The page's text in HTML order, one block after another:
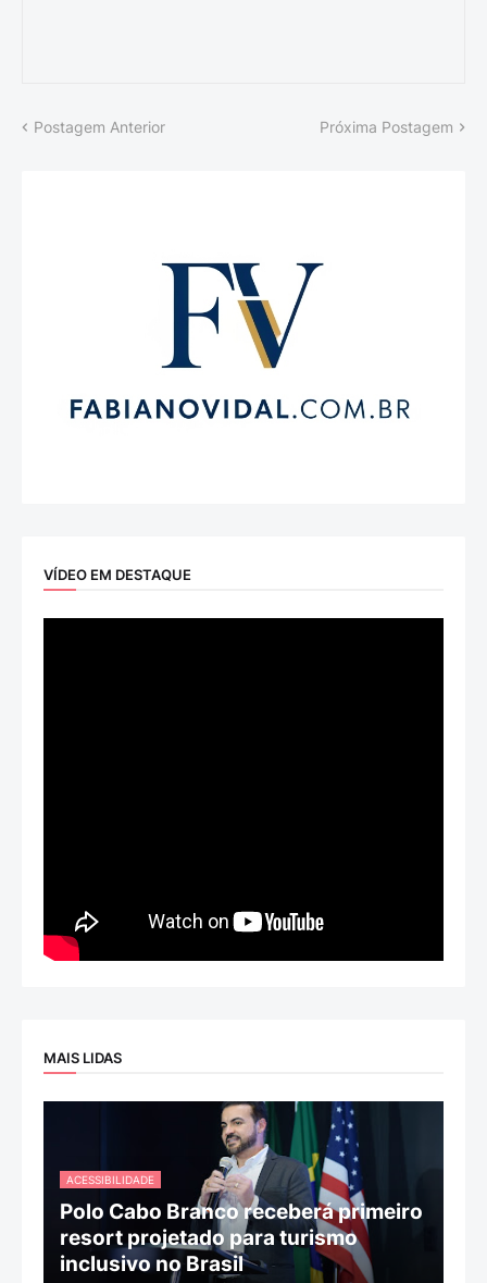
Postagem Anterior Próxima Postagem
VÍDEO EM DESTAQUE
MAIS LIDAS
ACESSIBILIDADE
Polo Cabo Branco receberá primeiro
resort projetado para turismo
inclusivo no Brasil